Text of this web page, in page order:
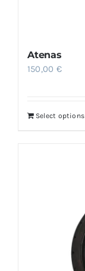
Atenas
150,00 €
Select options